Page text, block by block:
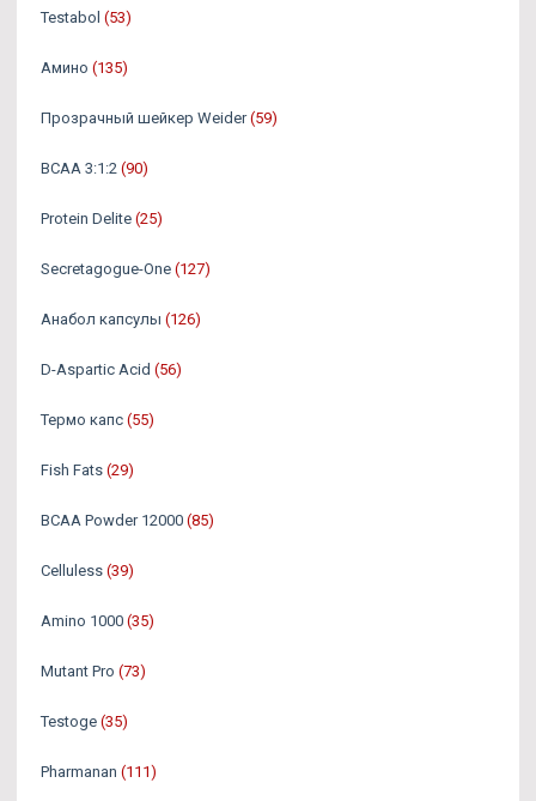
Testabol (53)
Амино (135)
Прозрачный шейкер Weider (59)
BCAA 3:1:2 (90)
Protein Delite (25)
Secretagogue-One (127)
Анабол капсулы (126)
D-Aspartic Acid (56)
Термо капс (55)
Fish Fats (29)
BCAA Powder 12000 (85)
Celluless (39)
Amino 1000 (35)
Mutant Pro (73)
Testoge (35)
Pharmanan (111)